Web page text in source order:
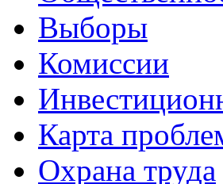
Выборы
Комиссии
Карта
Охрана труда